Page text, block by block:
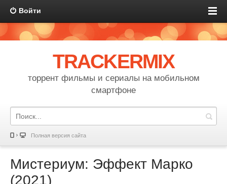
Войти
TRACKERMIX
торрент фильмы и сериалы на мобильном
смартфоне
Полная версия сайта
Мистериум: Эффект Марко
(2021)